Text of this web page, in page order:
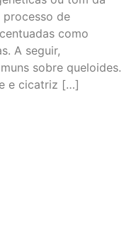
de
como
A seguir,
sobre queloides.
e cicatriz […]